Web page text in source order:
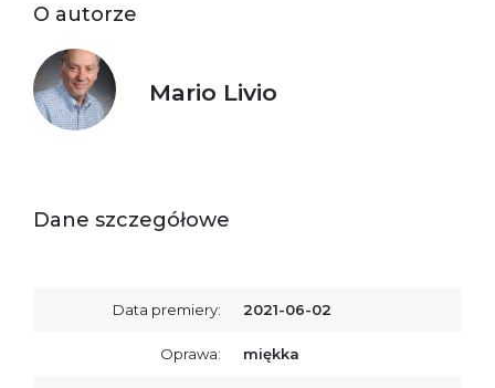
O autorze
Mario Livio
Dane szczegółowe
Data premiery: 2021-06-02
Oprawa: miękka